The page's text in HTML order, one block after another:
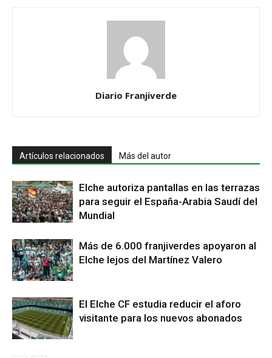
Diario Franjiverde
Artículos relacionados Más del autor
Elche autoriza pantallas en las terrazas
para seguir el España-Arabia Saudí del
Mundial
Más de 6.000 franjiverdes apoyaron al
Elche lejos del Martínez Valero
El Elche CF estudia reducir el aforo
visitante para los nuevos abonados